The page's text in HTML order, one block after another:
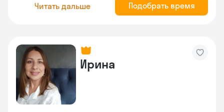
Читать дальше Подобрать время
Ирина